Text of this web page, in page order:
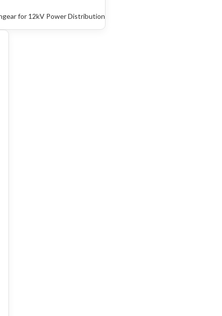
for 12kV Power Distribution